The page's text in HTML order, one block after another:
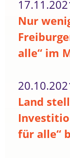
Nur
alle“ im
Land
für alle“